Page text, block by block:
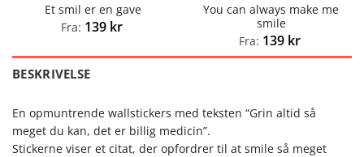
Et smil er en gave
Fra: 139 kr
You can always make me
smile
Fra: 139 kr
BESKRIVELSE
En opmuntrende wallstickers med teksten “Grin altid så
meget du kan, det er billig medicin”.
Stickerne viser et citat, der opfordrer til at smile så meget